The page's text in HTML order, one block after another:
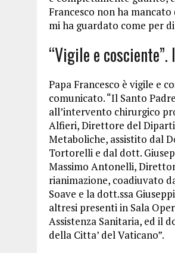
Francesco non ha
mi ha guardato come per
“Vigile e
Papa Francesco è vigile e
comunicato. “Il Santo
all’intervento chirurgico
Alfieri, Direttore del
Metaboliche, assistito dal
Tortorelli e dal dott.
Massimo Antonelli,
rianimazione, coadiuvato
Soave e la dott.ssa
altresi presenti in Sala
Assistenza Sanitaria, ed il
della Citta’ del Vaticano”.